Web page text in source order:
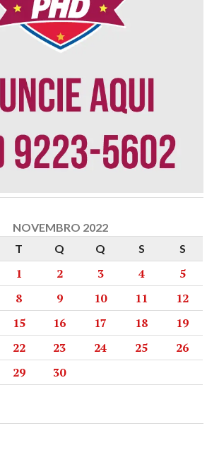
NOVEMBRO 2022
T Q Q S S
1 2 3 4
5
8 9 10 11
12
15 16 17 18
19
22 23 24 25
26
29 30